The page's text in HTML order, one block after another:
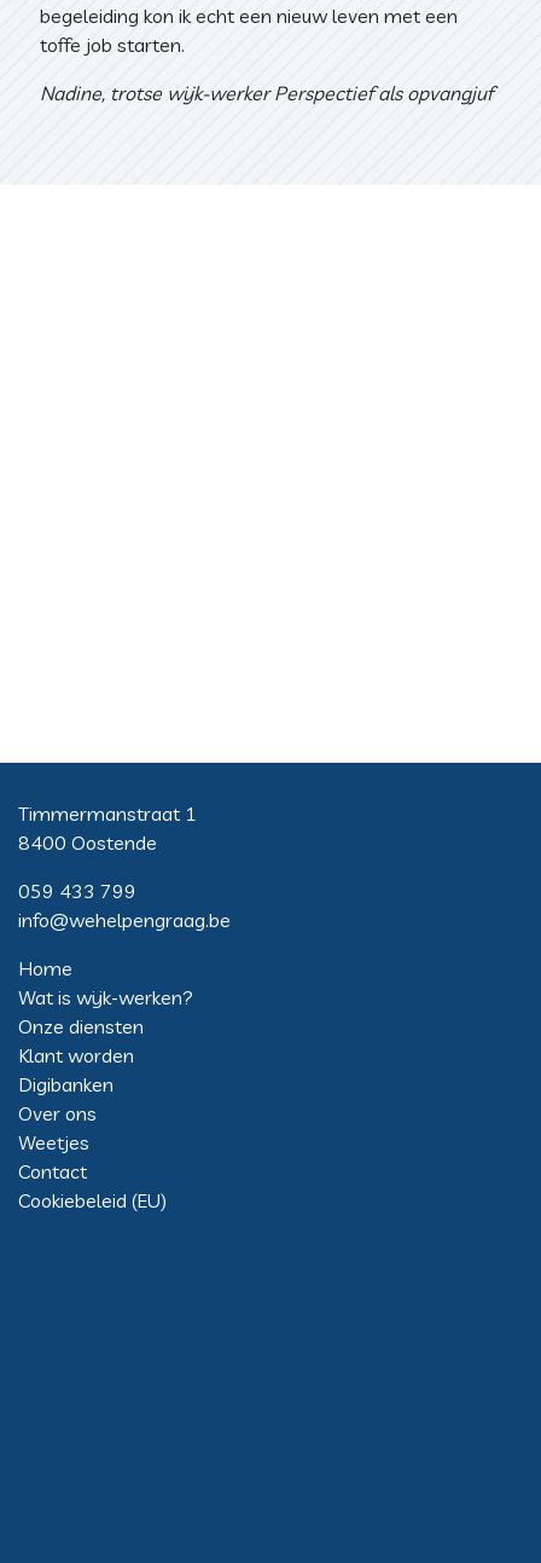
begeleiding kon ik echt een nieuw leven met een
toffe job starten.
Nadine, trotse wijk-werker Perspectief als opvangjuf
Timmermanstraat 1
8400 Oostende
059 433 799
info@wehelpengraag.be
Home
Wat is wijk-werken?
Onze diensten
Klant worden
Digibanken
Over ons
Weetjes
Contact
Cookiebeleid (EU)